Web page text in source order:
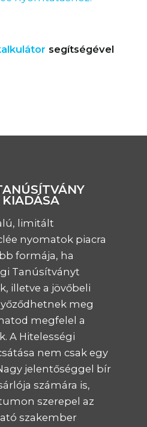
segítségével
KIADÁSA
limitált
nyomatok piacra
formája, ha
Tanúsítványt
illetve a jövőbeli
meg
megfelel a
A Hitelességi
nem csak egy
jelentőséggel bír
számára is,
szerepel az
szakember